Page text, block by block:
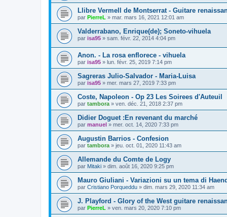
Llibre Vermell de Montserrat - Guitare
par PierreL » mar. mars 16, 2021 12:01 am
Valderrabano, Enrique(de); Soneto-vihuela
par isa95 » sam. févr. 22, 2014 4:04 pm
Anon. - La rosa enflorece - vihuela
par isa95 » lun. févr. 25, 2019 7:14 pm
Sagreras Julio-Salvador - Maria-Luisa
par isa95 » mer. mars 27, 2019 7:33 pm
Coste, Napoleon - Op 23 Les Soirees d'Auteuil
par tambora » ven. déc. 21, 2018 2:37 pm
Didier Doguet :En revenant du marché
par manuel » mer. oct. 14, 2020 7:33 pm
Augustin Barrios - Confesion
par tambora » jeu. oct. 01, 2020 11:43 am
Allemande du Comte de Logy
par Mitaki » dim. août 16, 2020 9:25 pm
Mauro Giuliani - Variazioni su un tema di
par Cristiano Porqueddu » dim. mars 29, 2020 11:34 am
J. Playford - Glory of the West guitare
par PierreL » ven. mars 20, 2020 7:10 pm